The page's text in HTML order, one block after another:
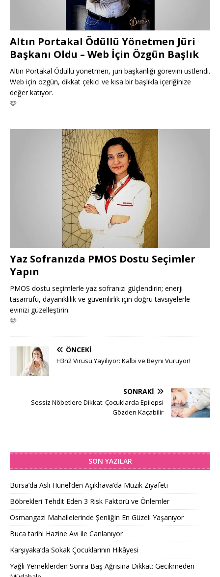
Altın Portakal Ödüllü Yönetmen Jüri
Başkanı Oldu – Web İçin Özgün Başlık
Altın Portakal Ödüllü yönetmen, juri başkanlığı görevini üstlendi.
Web için özgün, dikkat çekici ve kısa bir başlıkla içeriğinize
değer katıyor.
🩷
Yaz Sofranızda PMOS Dostu Seçimler
Yapın
PMOS dostu seçimlerle yaz sofranızı güçlendirin; enerji
tasarrufu, dayanıklılık ve güvenilirlik için doğru tavsiyelerle
evinizi güzelleştirin.
🩷
ÖNCEKI
H3n2 Virüsü Yayılıyor: Kalbi ve Beyni Vuruyor!
SONRAKI
Sessiz Nöbetlere Dikkat: Çocuklarda Epilepsi
Gözden Kaçabilir
SON YAZILAR
Bursa’da Aslı Hünel’den Açıkhava’da Müzik Ziyafeti
Böbrekleri Tehdit Eden 3 Risk Faktörü ve Önlemler
Osmangazi Mahallelerinde Şenliğin En Güzeli Yaşanıyor
Buca tarihi Hazine Avı ile Canlanıyor
Karşıyaka’da Sokak Çocuklarının Hikâyesi
Yağlı Yemeklerden Sonra Baş Ağrısına Dikkat: Gecikmeden